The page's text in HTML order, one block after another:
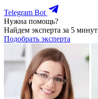
Telegram Bot
Нужна помощь?
Найдем эксперта за 5 минут
Подобрать эксперта